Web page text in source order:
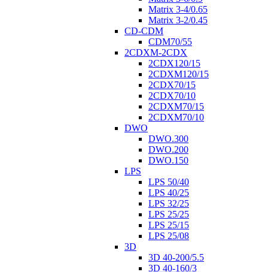
Matrix 3-4/0.65
Matrix 3-2/0.45
CD-CDM
CDM70/55
2CDXM-2CDX
2CDX120/15
2CDXM120/15
2CDX70/15
2CDX70/10
2CDXM70/15
2CDXM70/10
DWO
DWO.300
DWO.200
DWO.150
LPS
LPS 50/40
LPS 40/25
LPS 32/25
LPS 25/25
LPS 25/15
LPS 25/08
3D
3D 40-200/5.5
3D 40-160/3